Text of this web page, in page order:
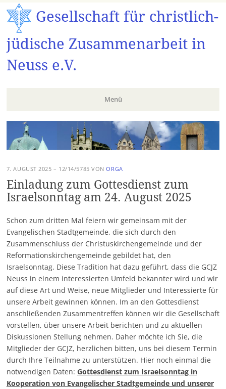
Gesellschaft für christlich-
jüdische Zusammenarbeit in
Neuss e.V.
Menü
Zum
Inhalt
springen
7. AUGUST 2025 – 12/14/5785 VONORGA
Einladung zum Gottesdienst zum
Israelsonntag am 24. August 2025
Schon zum dritten Mal feiern wir gemeinsam mit der
Evangelischen Stadtgemeinde, die sich durch den
Zusammenschluss der Christuskirchengemeinde und der
Reformationskirchengemeinde gebildet hat, den
Israelsonntag. Diese Tradition hat dazu geführt, dass die GCJZ
Neuss in einem interessierten Umfeld bekannter wird und wir
auf diese Art und Weise, neue Mitglieder und Interessierte für
unsere Arbeit gewinnen können. Im an den Gottesdienst
anschließenden Zusammentreffen können wir die Gesellschaft
vorstellen, über unsere Arbeit berichten und zu aktuellen
Diskussionen Stellung nehmen. Daher möchte ich Sie, die
Mitglieder der GCJZ, herzlichen bitten, uns bei diesem Termin
durch Ihre Teilnahme zu unterstützen. Hier noch einmal die
notwendigen Daten: Gottesdienst zum Israelsonntag in
Kooperation von Evangelischer Stadtgemeinde und unserer